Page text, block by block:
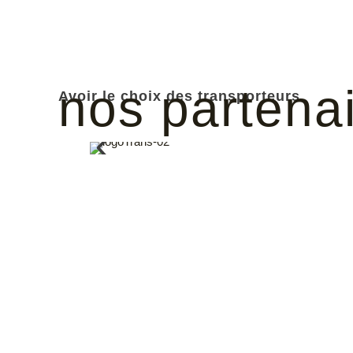
Avoir le choix des transporteurs
nos